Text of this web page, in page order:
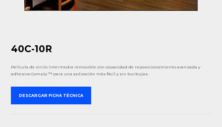
40C-10R
Película de vinilo intermedia removible con capacidad de reposicionamiento avanzada y
adhesivo Comply ™ para una aplicación más fácil y sin burbujas.
DESCARGAR FICHA TÉCNICA